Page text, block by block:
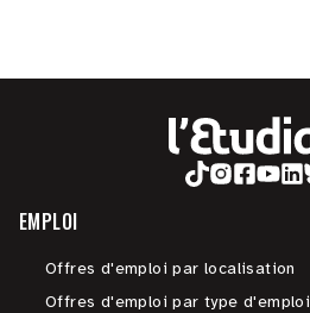
EMPLOI
Offres d'emploi par localisation
Offres d'emploi par type d'emploi